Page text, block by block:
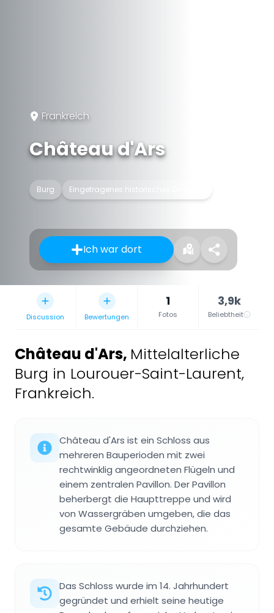
Frankreich
Château d'Ars
Burg Eingetragenes historisches Denkmal
Ich war dort
Discussion Bewertungen
1
Fotos
3,9k
Beliebtheit
Château d'Ars, Mittelalterliche
Burg in Lourouer-Saint-Laurent,
Frankreich.
Château d'Ars ist ein Schloss aus
mehreren Bauperioden mit zwei
rechtwinklig angeordneten Flügeln und
einem zentralen Pavillon. Der Pavillon
beherbergt die Haupttreppe und wird
von Wassergräben umgeben, die das
gesamte Gebäude durchziehen.
Das Schloss wurde im 14. Jahrhundert
gegründet und erhielt seine heutige